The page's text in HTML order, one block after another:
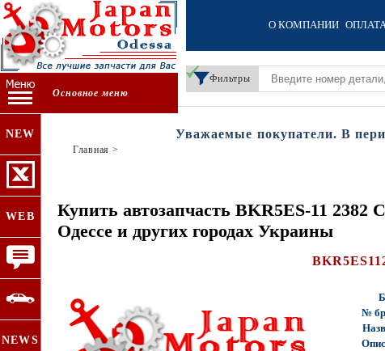
О КОМПАНИИ ОПЛАТА
Фильтры
Основное меню
NEW
WEB
NEWS
Уважаемые покупатели. В
Главная >
Купить автозапчасть BKR5ES-11
Одессе и других городах Украины
№